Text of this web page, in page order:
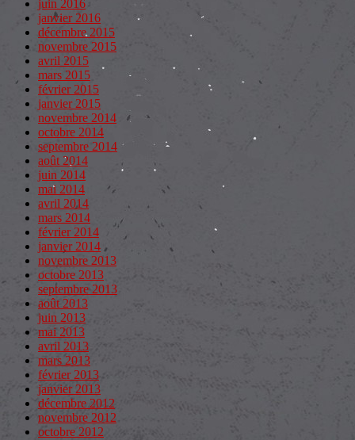
juin 2016
janvier 2016
décembre 2015
novembre 2015
avril 2015
mars 2015
février 2015
janvier 2015
novembre 2014
octobre 2014
septembre 2014
août 2014
juin 2014
mai 2014
avril 2014
mars 2014
février 2014
janvier 2014
novembre 2013
octobre 2013
septembre 2013
août 2013
juin 2013
mai 2013
avril 2013
mars 2013
février 2013
janvier 2013
décembre 2012
novembre 2012
octobre 2012